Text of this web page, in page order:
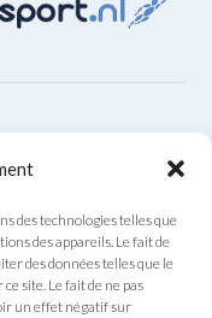
des technologies telles que
des appareils. Le fait de
des données telles que le
site. Le fait de ne pas
un effet négatif sur